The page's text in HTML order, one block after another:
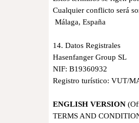
Cualquier conflicto será
Málaga, España
14. Datos Registrales
Hasenfanger Group SL
NIF: B19360932
Registro turístico: VUT/
ENGLISH VERSION
TERMS AND